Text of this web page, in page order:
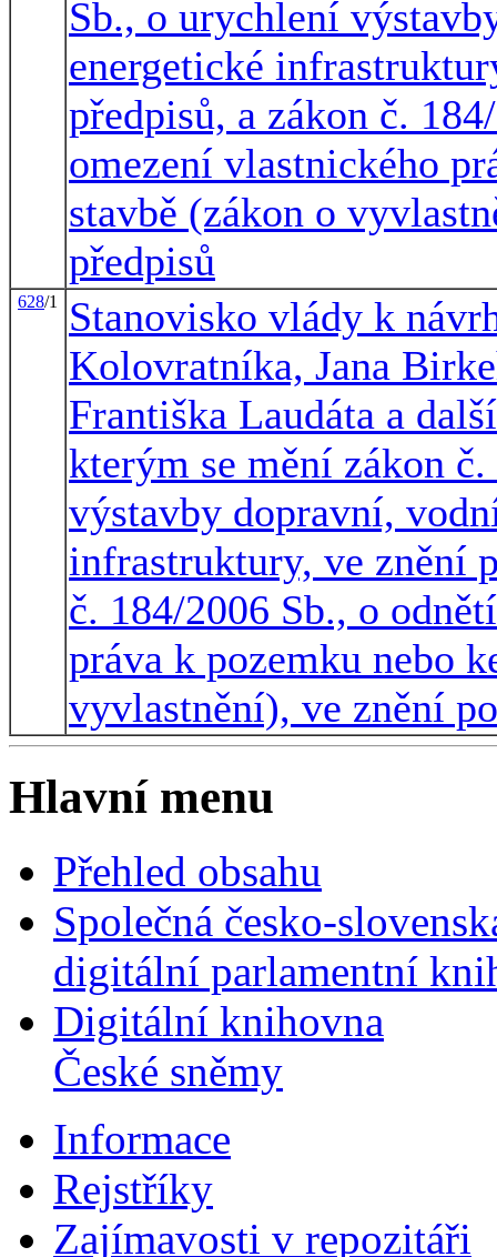
Sb., o urychlení
energetické
předpisů, a zákon č.
omezení vlastnického
stavbě (zákon o
předpisů
628/1
Stanovisko vlády k
Kolovratníka, Jana
Františka Laudáta a
kterým se mění zákon
výstavby dopravní,
infrastruktury, ve znění
č. 184/2006 Sb., o
práva k pozemku nebo
vyvlastnění), ve znění
Hlavní menu
Přehled obsahu
Společná česko-
digitální parlamentní
Digitální knihovna
České sněmy
Informace
Rejstříky
Zajímavosti v repozitáři